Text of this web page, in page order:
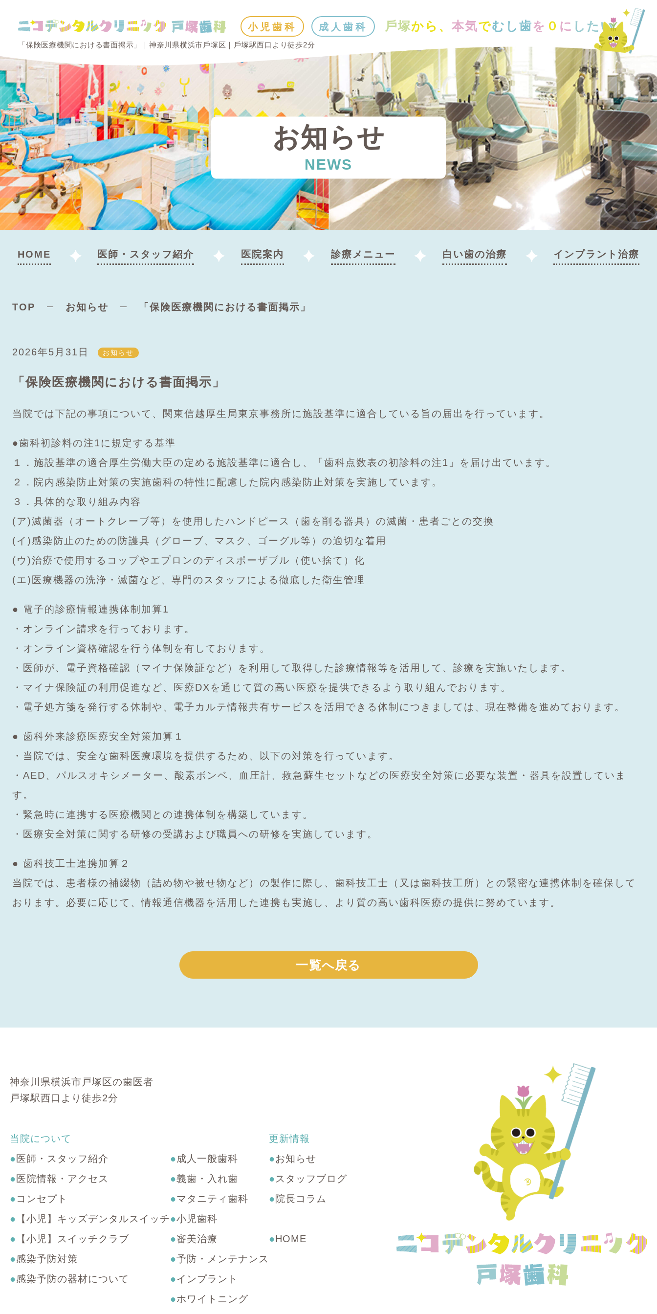
小児歯科 成人歯科
「保険医療機関における書面掲示」｜神奈川県横浜市⼾塚区｜⼾塚駅⻄⼝より徒歩2分
⼾塚から、 本気でむし⻭を ０ に したい
お知らせ
NEWS
HOME 医師・スタッフ紹介 医院案内 診療メニュー ⽩い⻭の治療 インプラント治療
TOP お知らせ 「保険医療機関における書面掲示」
2026年5月31日 お知らせ
「保険医療機関における書面掲示」
当院では下記の事項について、関東信越厚生局東京事務所に施設基準に適合している旨の届出を行っています。
●歯科初診料の注1に規定する基準
１．施設基準の適合厚生労働大臣の定める施設基準に適合し、「歯科点数表の初診料の注1」を届け出ています。
２．院内感染防止対策の実施歯科の特性に配慮した院内感染防止対策を実施しています。
３．具体的な取り組み内容
(ア)滅菌器（オートクレーブ等）を使用したハンドピース（歯を削る器具）の滅菌・患者ごとの交換
(イ)感染防止のための防護具（グローブ、マスク、ゴーグル等）の適切な着用
(ウ)治療で使用するコップやエプロンのディスポーザブル（使い捨て）化
(エ)医療機器の洗浄・滅菌など、専門のスタッフによる徹底した衛生管理
● 電子的診療情報連携体制加算1
・オンライン請求を行っております。
・オンライン資格確認を行う体制を有しております。
・医師が、電子資格確認（マイナ保険証など）を利用して取得した診療情報等を活用して、診療を実施いたします。
・マイナ保険証の利用促進など、医療DXを通じて質の高い医療を提供できるよう取り組んでおります。
・電子処方箋を発行する体制や、電子カルテ情報共有サービスを活用できる体制につきましては、現在整備を進めております。
● 歯科外来診療医療安全対策加算１
・当院では、安全な歯科医療環境を提供するため、以下の対策を行っています。
・AED、パルスオキシメーター、酸素ボンベ、血圧計、救急蘇生セットなどの医療安全対策に必要な装置・器具を設置していま
す。
・緊急時に連携する医療機関との連携体制を構築しています。
・医療安全対策に関する研修の受講および職員への研修を実施しています。
● 歯科技工士連携加算２
当院では、患者様の補綴物（詰め物や被せ物など）の製作に際し、歯科技工士（又は歯科技工所）との緊密な連携体制を確保して
おります。必要に応じて、情報通信機器を活用した連携も実施し、より質の高い歯科医療の提供に努めています。
一覧へ戻る
神奈川県横浜市戸塚区の歯医者
戸塚駅西口より徒歩2分
当院について
●医師・スタッフ紹介
●医院情報・アクセス
● コンセプト
● 【小児】キッズデンタルスイッチ
● 【小児】スイッチクラブ
●感染予防対策
●感染予防の器材について
●成人一般歯科
●義歯・入れ歯
●マタニティ歯科
●小児歯科
●審美治療
●予防・メンテナンス
●インプラント
●ホワイトニング
更新情報
●お知らせ
● スタッフブログ
●院⻑コラム
●HOME